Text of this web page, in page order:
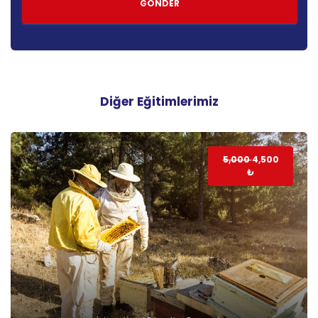
Diğer Eğitimlerimiz
5,0004,500
₺